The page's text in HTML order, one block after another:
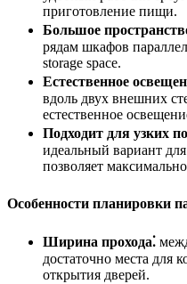
приготовление пищи.
Большое
рядам шкафов
storage space.
Естественное
вдоль двух внешних
естественное
Подходит для узких
идеальный вариант
позволяет
Особенности планировки
Ширина прохода⁚
достаточно места для
открытия дверей.